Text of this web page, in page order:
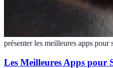
présenter les meilleures apps pour
Les Meilleures Apps pour